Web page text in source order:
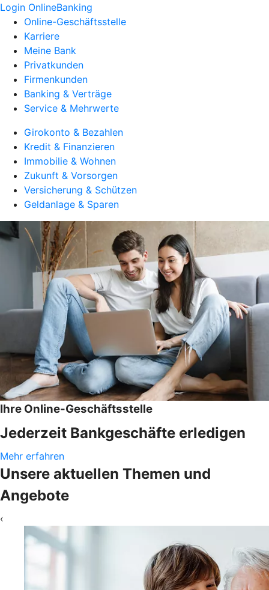
Login OnlineBanking
Online-Geschäftsstelle
Karriere
Meine Bank
Privatkunden
Firmenkunden
Banking & Verträge
Service & Mehrwerte
Girokonto & Bezahlen
Kredit & Finanzieren
Immobilie & Wohnen
Zukunft & Vorsorgen
Versicherung & Schützen
Geldanlage & Sparen
Ihre Online-Geschäftsstelle
Jederzeit Bankgeschäfte erledigen
Mehr erfahren
Unsere aktuellen Themen und
Angebote
‹